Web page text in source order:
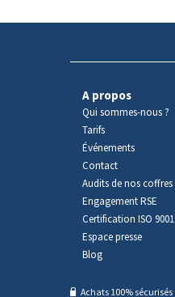
A propos
Qui sommes-nous ?
Tarifs
Événements
Contact
Audits de nos coffres
Engagement RSE
Certification ISO 9001
Espace presse
Blog
Achats 100% sécurisés